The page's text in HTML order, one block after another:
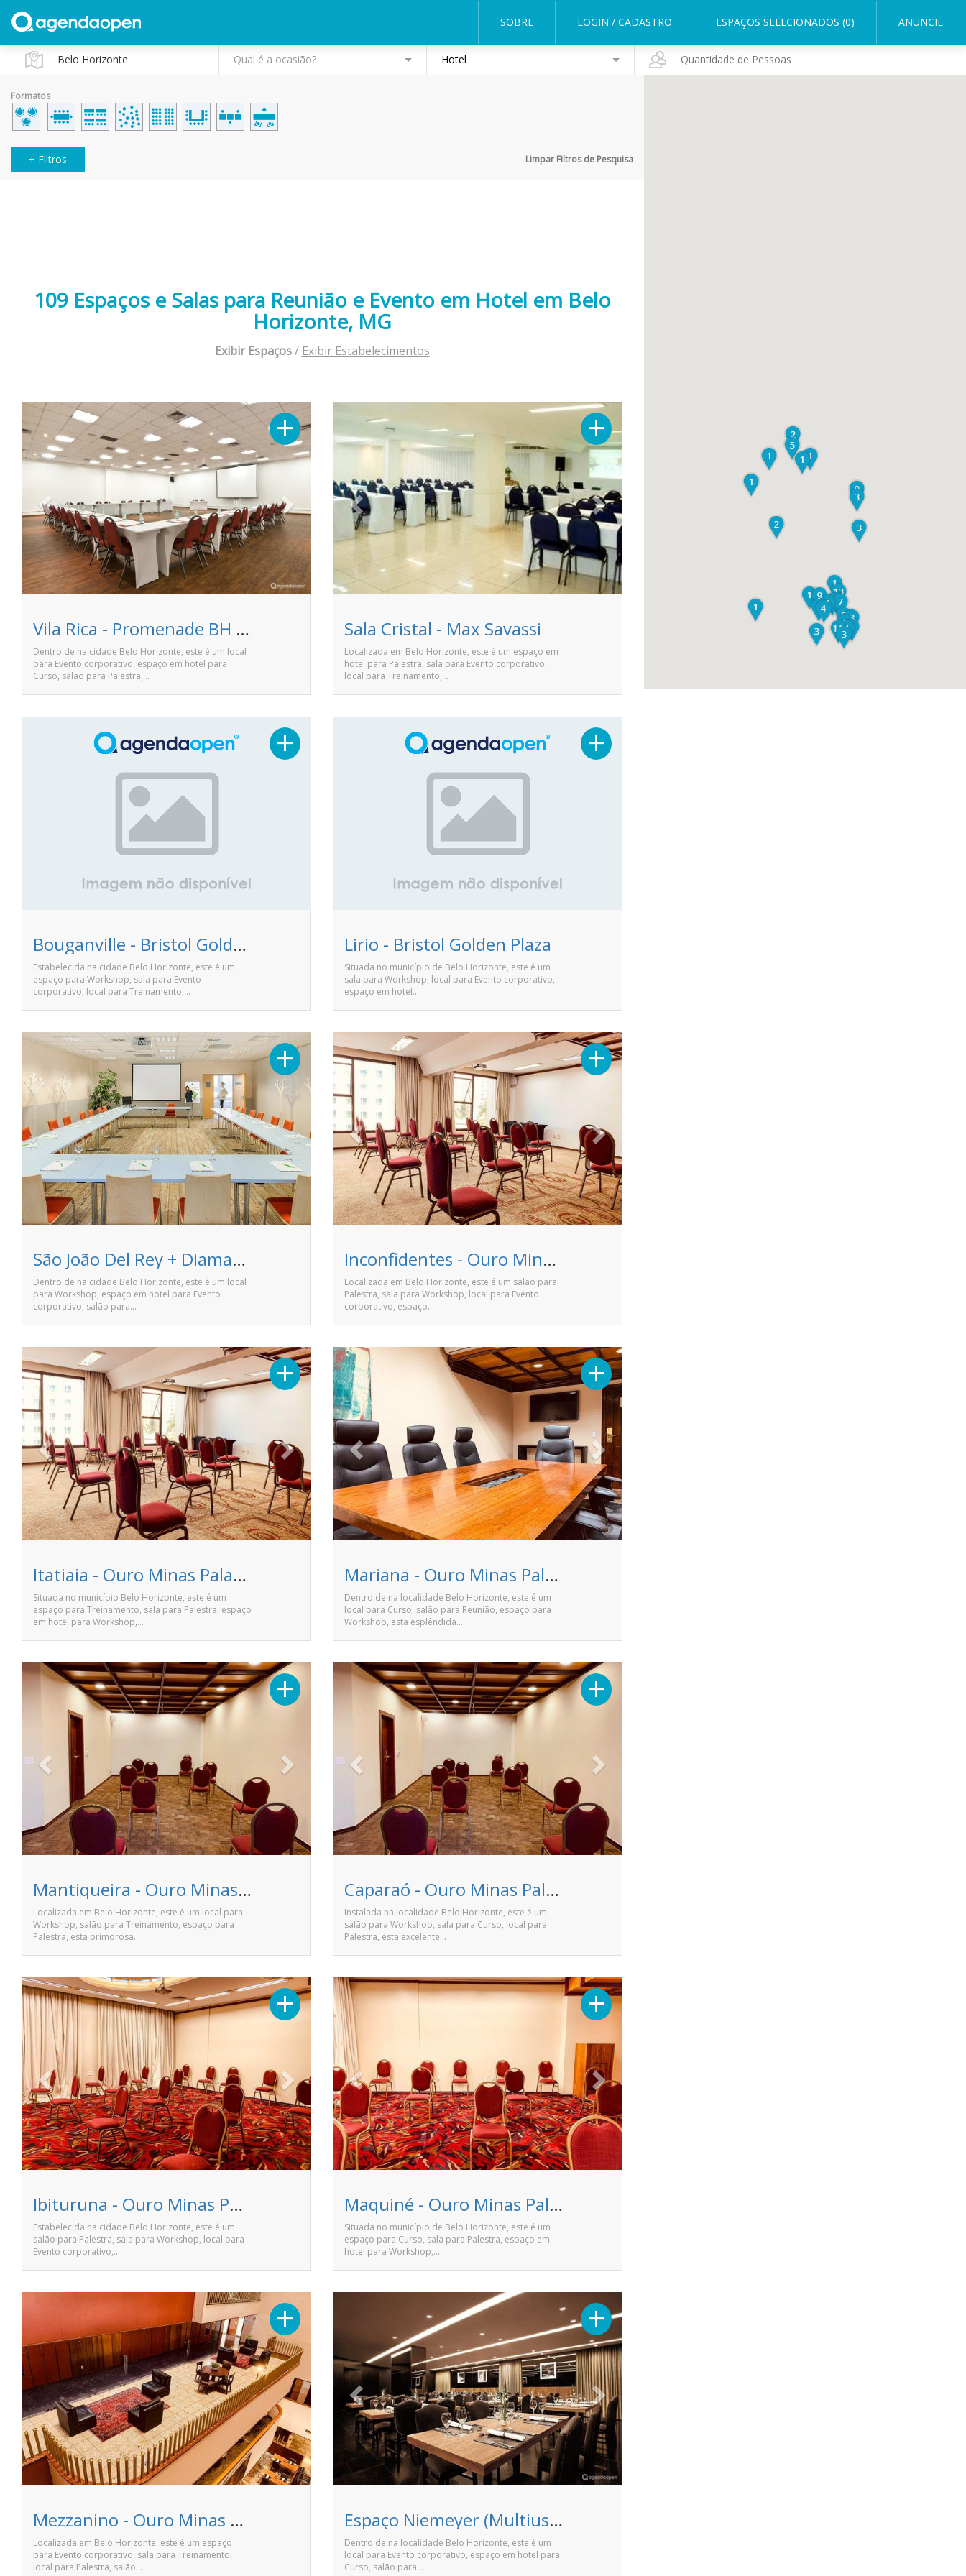
SOBRE LOGIN / CADASTRO ESPAÇOS SELECIONADOS (0) ANUNCIE
Qual é a ocasião? Hotel
Formatos
+ Filtros
109 Espaços e Salas para Reunião e Evento em Hotel em Belo
Horizonte, MG
Exibir Espaços/ Exibir Estabelecimentos
+
Previous Next
Vila Rica - Promenade BH Platinum
Dentro de na cidade Belo Horizonte, este é um local
para Evento corporativo, espaço em hotel para
Curso, salão para Palestra,…
+Next
Sala Cristal - Max Savassi
Localizada em Belo Horizonte, este é um espaço em
hotel para Palestra, sala para Evento corporativo,
local para Treinamento,…
+
Bouganville - Bristol Golden Plaza
Estabelecida na cidade Belo Horizonte, este é um
espaço para Workshop, sala para Evento
corporativo, local para Treinamento,…
+
Lirio - Bristol Golden Plaza
Situada no município de Belo Horizonte, este é um
sala para Workshop, local para Evento corporativo,
espaço em hotel…
+
São João Del Rey + Diamantina - Comfort Hotel Confins
Dentro de na cidade Belo Horizonte, este é um local
para Workshop, espaço em hotel para Evento
corporativo, salão para…
+
Previous Next
Inconfidentes - Ouro Minas Palace Hotel
Localizada em Belo Horizonte, este é um salão para
Palestra, sala para Workshop, local para Evento
corporativo, espaço…
+
Previous Next
Itatiaia - Ouro Minas Palace Hotel
Situada no município Belo Horizonte, este é um
espaço para Treinamento, sala para Palestra, espaço
em hotel para Workshop,…
+
Previous Next
Mariana - Ouro Minas Palace Hotel
Dentro de na localidade Belo Horizonte, este é um
local para Curso, salão para Reunião, espaço para
Workshop, esta esplêndida…
+
Previous Next
Mantiqueira - Ouro Minas Palace Hotel
Localizada em Belo Horizonte, este é um local para
Workshop, salão para Treinamento, espaço para
Palestra, esta primorosa…
+
Previous Next
Caparaó - Ouro Minas Palace Hotel
Instalada na localidade Belo Horizonte, este é um
salão para Workshop, sala para Curso, local para
Palestra, esta excelente…
+
Previous Next
Ibituruna - Ouro Minas Palace Hotel
Estabelecida na cidade Belo Horizonte, este é um
salão para Palestra, sala para Workshop, local para
Evento corporativo,…
+
Previous Next
Maquiné - Ouro Minas Palace Hotel
Situada no município de Belo Horizonte, este é um
espaço para Curso, sala para Palestra, espaço em
hotel para Workshop,…
+
Mezzanino - Ouro Minas Palace Hotel
Localizada em Belo Horizonte, este é um espaço
para Evento corporativo, sala para Treinamento,
local para Palestra, salão…
+Next
Espaço Niemeyer (Multiuso) - Ouro Minas Palace Hotel
Dentro de na localidade Belo Horizonte, este é um
local para Evento corporativo, espaço em hotel para
Curso, salão para…